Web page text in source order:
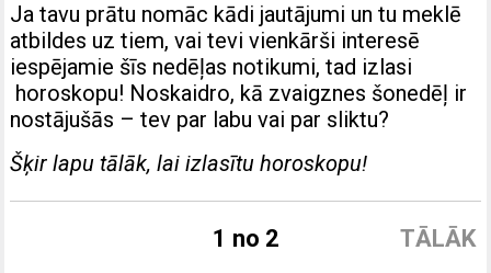
Ja tavu prātu nomāc kādi jautājumi un tu meklē
atbildes uz tiem, vai tevi vienkārši interesē
iespējamie šīs nedēļas notikumi, tad izlasi
horoskopu! Noskaidro, kā zvaigznes šonedēļ ir
nostājušās – tev par labu vai par sliktu?
Šķir lapu tālāk, lai izlasītu horoskopu!
TĀLĀK
1 no 2